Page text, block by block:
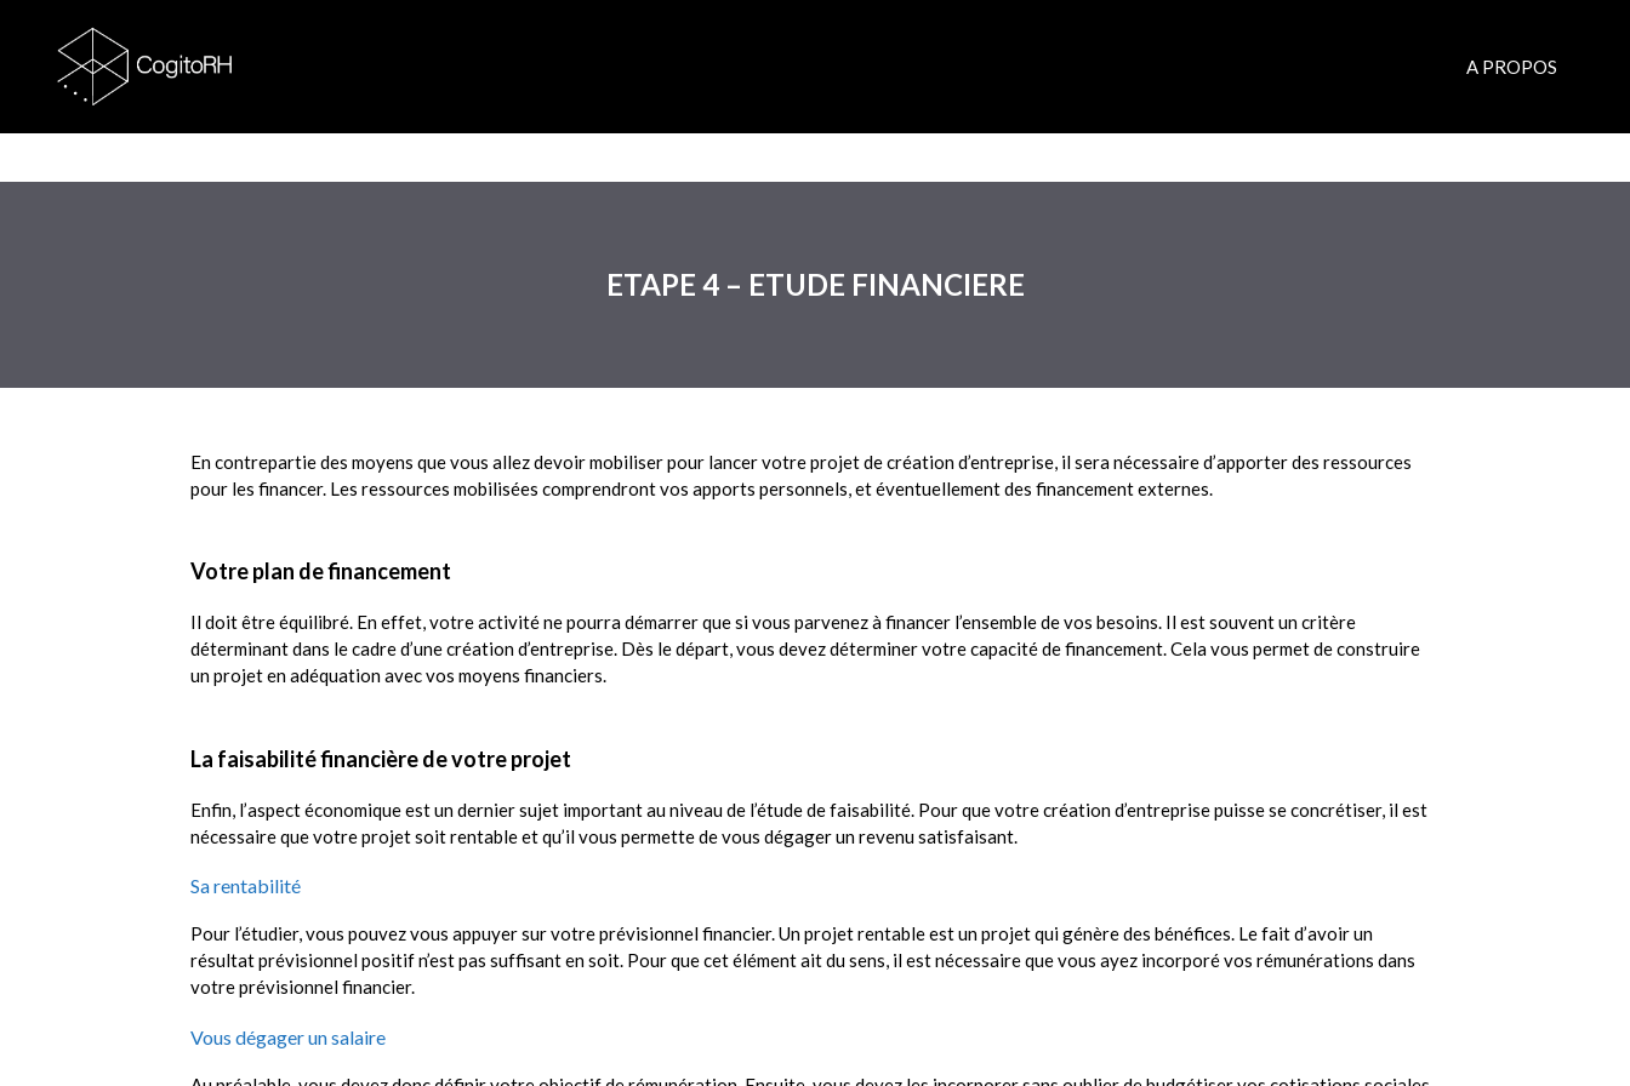
A PROPOS
ETAPE 4 – ETUDE FINANCIERE
En contrepartie des moyens que vous allez devoir mobiliser pour lancer votre projet de création d’entreprise, il sera nécessaire d’apporter des ressources
pour les financer. Les ressources mobilisées comprendront vos apports personnels, et éventuellement des financement externes.
Votre plan de financement
Il doit être équilibré. En effet, votre activité ne pourra démarrer que si vous parvenez à financer l’ensemble de vos besoins. Il est souvent un critère
déterminant dans le cadre d’une création d’entreprise. Dès le départ, vous devez déterminer votrecapacité de financement. Cela vous permet de construire
un projet en adéquation avec vos moyens financiers.
La faisabilité financière de votre projet
Enfin, l’aspect économique est un dernier sujet important au niveau de l’étude de faisabilité. Pour que votre création d’entreprise puisse se concrétiser, il est
nécessaire que votre projet soit rentable et qu’il vous permette de vous dégager un revenu satisfaisant.
Sa rentabilité
Pour l’étudier, vous pouvez vous appuyer sur votre prévisionnel financier. Un projet rentable est un projet qui génère des bénéfices. Le fait d’avoir un
résultat prévisionnel positif n’est pas suffisant en soit. Pour que cet élément ait du sens, il est nécessaire que vous ayez incorporé vos rémunérations dans
votre prévisionnel financier.
Vous dégager un salaire